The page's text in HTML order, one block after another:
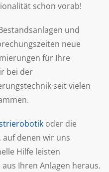
schon vorab!
und
neue
für Ihre
bei der
seit vielen
oder die
auf denen wir uns
Hilfe leisten
Ihren Anlagen heraus.